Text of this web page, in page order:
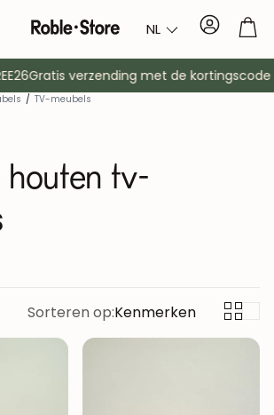
NL Account
Gratis verzending met de kortingscode
/ TV-meubels
tv-
Sorteren op:Kenmerken